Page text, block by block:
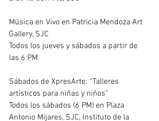
Música en Vivo en Patricia Mendoza Art
Gallery, SJC
Todos los jueves y sábados a partir de
las 6 PM.
Sábados de XpresArte: “Talleres
artísticos para niñas y niños”
Todos los sábados (6 PM) en Plaza
Antonio Mijares, SJC, Instituto de la